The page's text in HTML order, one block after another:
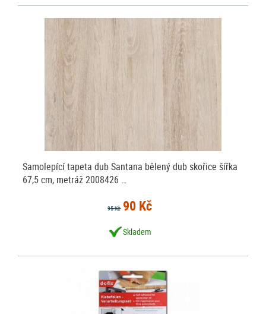
Samolepící tapeta dub Santana bělený dub skořice šířka
67,5 cm, metráž 2008426 …
95 Kč 90 Kč
Skladem